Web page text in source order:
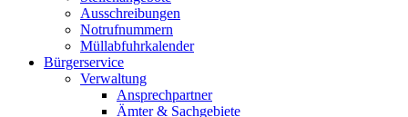
Ausschreibungen
Notrufnummern
Müllabfuhrkalender
Bürgerservice
Verwaltung
Ansprechpartner
Ämter & Sachgebiete